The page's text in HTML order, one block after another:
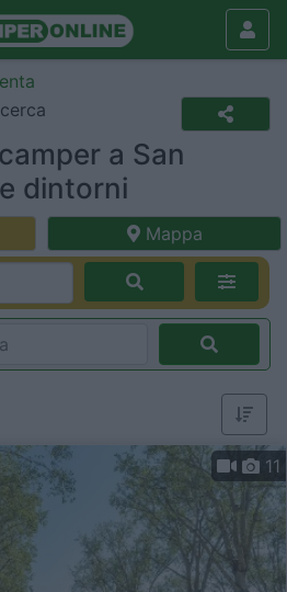
a San
dintorni
Mappa
11